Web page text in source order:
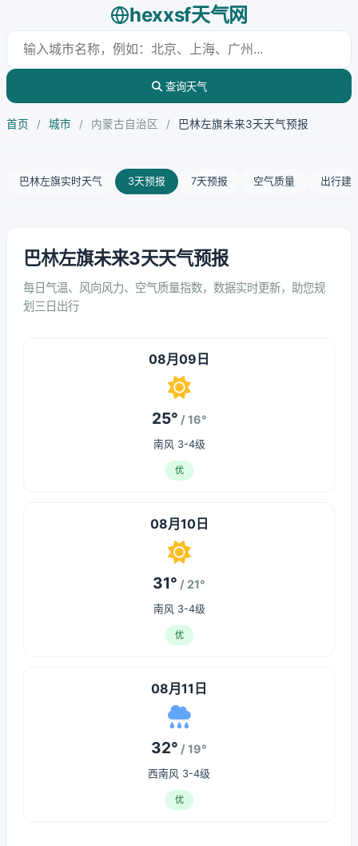
hexxsf天气网
查询天气
首页 / 城市 / 内蒙古自治区 / 巴林左旗未来3天天气预报
巴林左旗实时天气 3天预报 7天预报 空气质量 出行建
巴林左旗未来3天天气预报
每日气温、风向风力、空气质量指数，数据实时更新，助您规
划三日出行
08月09日
25° / 16°
南风 3-4级
优
08月10日
31° / 21°
南风 3-4级
优
08月11日
32° / 19°
西南风 3-4级
优